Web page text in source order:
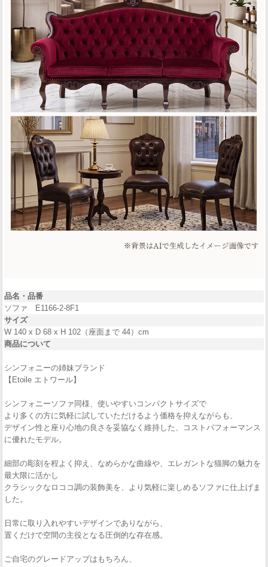
品名・品番
ソファ E1166-2-8F1
サイズ
W 140 x D 68 x H 102（座面まで 44）cm
商品について
シンフォニーの姉妹ブランド
【Etoile エトワール】
シンフォニーソファ同様、使いやすいコンパクトサイズで
より多くの方に気軽に試していただけるよう価格を抑えながらも、
デザイン性と座り心地の良さを妥協なく維持した、コストパフォーマンス
に優れたモデル。
細部の彫刻を程よく抑え、なめらかな曲線や、エレガントな猫脚の魅力を
最大限に活かし
クラシックなロココ調の装飾美を、より気軽に楽しめるソファに仕上げま
した。
日常に取り入れやすいデザインでありながら、
置くだけで空間の主役となる圧倒的な存在感。
ご自宅のグレードアップはもちろん、